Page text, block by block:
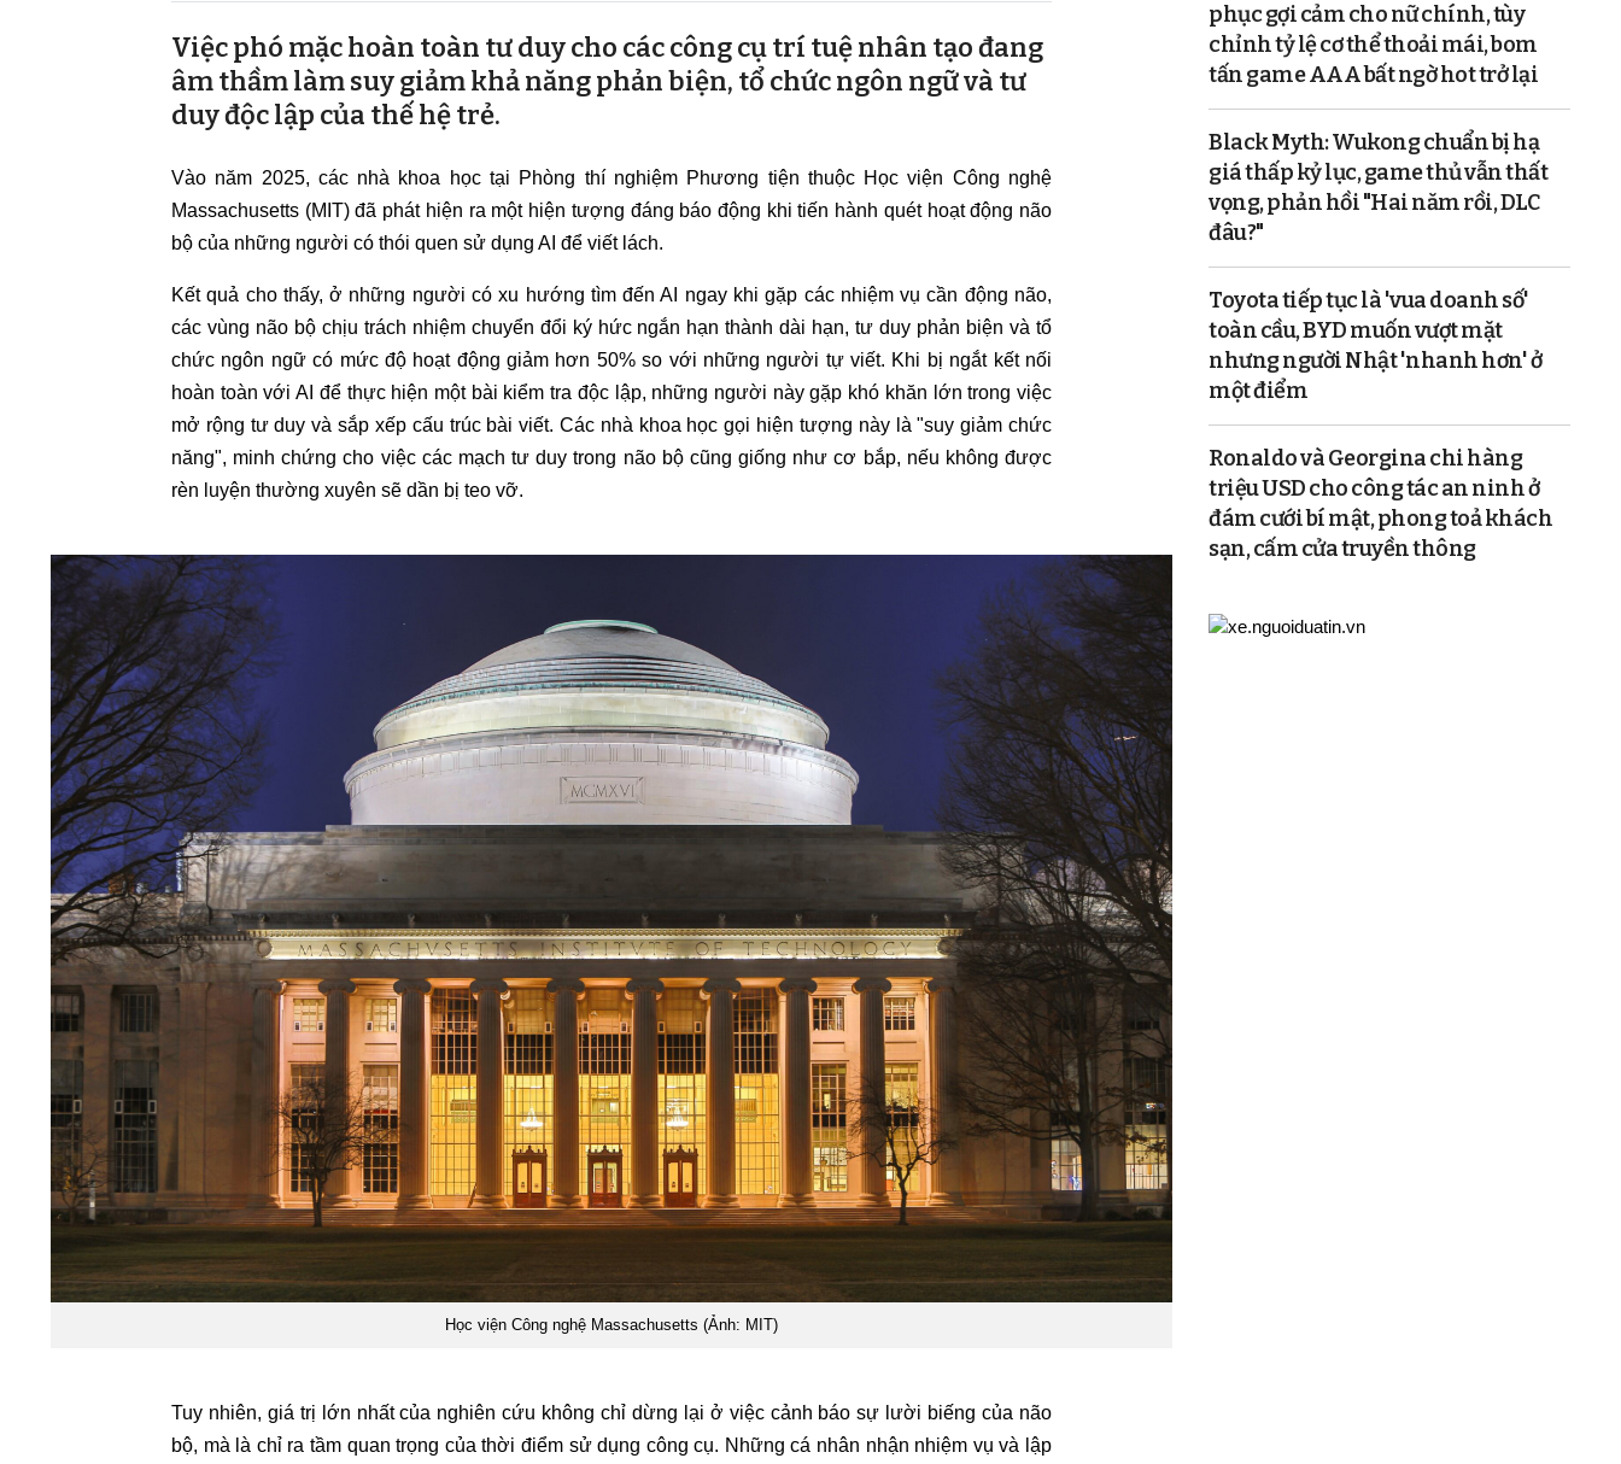
Việc phó mặc hoàn toàn tư duy cho các công cụ trí tuệ nhân tạo đang
âm thầm làm suy giảm khả năng phản biện, tổ chức ngôn ngữ và tư
duy độc lập của thế hệ trẻ.
Vào năm 2025, các nhà khoa học tại Phòng thí nghiệm Phương tiện thuộc Học viện Công nghệ
Massachusetts (MIT) đã phát hiện ra một hiện tượng đáng báo động khi tiến hành quét hoạt động não
bộ của những người có thói quen sử dụng AI để viết lách.
Kết quả cho thấy, ở những người có xu hướng tìm đến AI ngay khi gặp các nhiệm vụ cần động não,
các vùng não bộ chịu trách nhiệm chuyển đổi ký hức ngắn hạn thành dài hạn, tư duy phản biện và tổ
chức ngôn ngữ có mức độ hoạt động giảm hơn 50% so với những người tự viết. Khi bị ngắt kết nối
hoàn toàn với AI để thực hiện một bài kiểm tra độc lập, những người này gặp khó khăn lớn trong việc
mở rộng tư duy và sắp xếp cấu trúc bài viết. Các nhà khoa học gọi hiện tượng này là "suy giảm chức
năng", minh chứng cho việc các mạch tư duy trong não bộ cũng giống như cơ bắp, nếu không được
rèn luyện thường xuyên sẽ dần bị teo vỡ.
Học viện Công nghệ Massachusetts (Ảnh: MIT)
Tuy nhiên, giá trị lớn nhất của nghiên cứu không chỉ dừng lại ở việc cảnh báo sự lười biếng của não
bộ, mà là chỉ ra tầm quan trọng của thời điểm sử dụng công cụ. Những cá nhân nhận nhiệm vụ và lập
phục gợi cảm cho nữ chính, tùy
chỉnh tỷ lệ cơ thể thoải mái, bom
tấn game AAA bất ngờ hot trở lại
Black Myth: Wukong chuẩn bị hạ
giá thấp kỷ lục, game thủ vẫn thất
vọng, phản hồi "Hai năm rồi, DLC
đâu?"
Toyota tiếp tục là 'vua doanh số'
toàn cầu, BYD muốn vượt mặt
nhưng người Nhật 'nhanh hơn' ở
một điểm
Ronaldo và Georgina chi hàng
triệu USD cho công tác an ninh ở
đám cưới bí mật, phong toả khách
sạn, cấm cửa truyền thông